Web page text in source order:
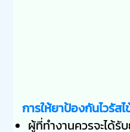
การให้ยาป้องกันไวรัส
ผู้ที่ทำงานควรจะได้รั